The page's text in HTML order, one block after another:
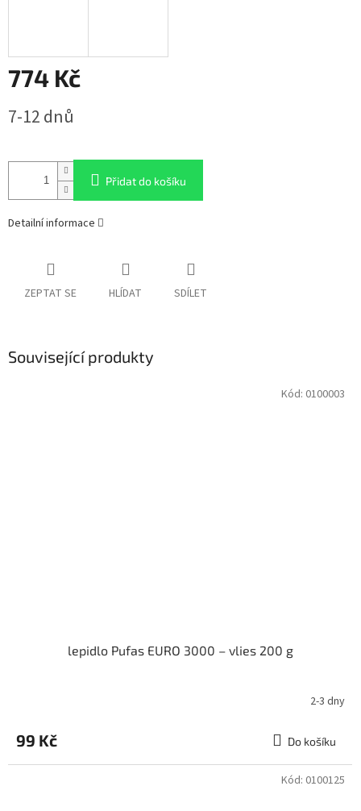
774 Kč
cena:
7-12 dnů
Přidat do košíku
Detailní informace
ZEPTAT SE HLÍDAT SDÍLET
Související produkty
lepidlo Pufas EURO 3000 – vlies 200 g
2-3 dny
99 Kč Do košíku
Kód: 0100003
Kód: 0100125